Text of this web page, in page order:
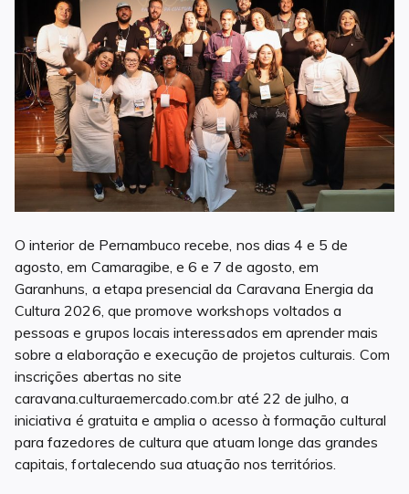
O interior de Pernambuco recebe, nos dias 4 e 5 de
agosto, em Camaragibe, e 6 e 7 de agosto, em
Garanhuns, a etapa presencial da Caravana Energia da
Cultura 2026, que promove workshops voltados a
pessoas e grupos locais interessados em aprender mais
sobre a elaboração e execução de projetos culturais. Com
inscrições abertas no site
caravana.culturaemercado.com.br até 22 de julho, a
iniciativa é gratuita e amplia o acesso à formação cultural
para fazedores de cultura que atuam longe das grandes
capitais, fortalecendo sua atuação nos territórios.